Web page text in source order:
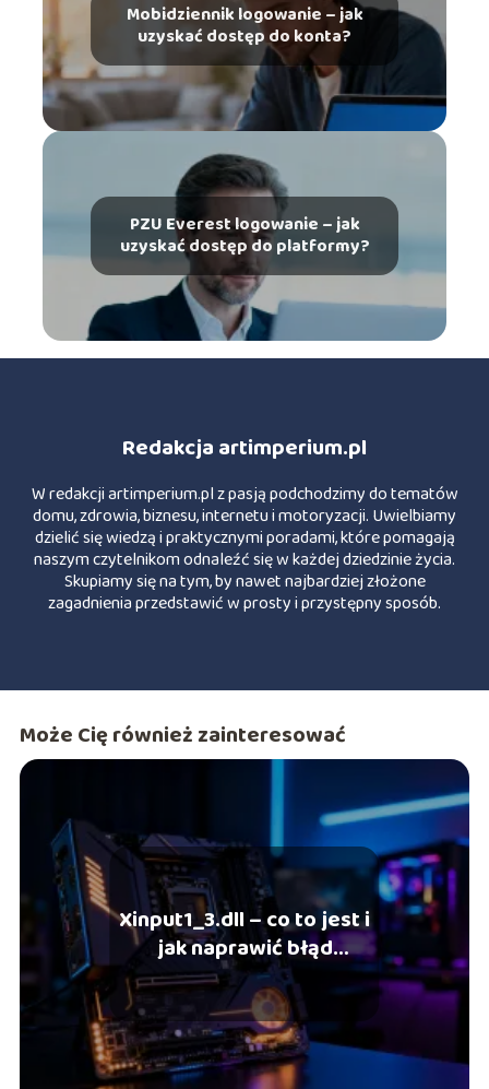
Mobidziennik logowanie – jak
uzyskać dostęp do konta?
PZU Everest logowanie – jak
uzyskać dostęp do platformy?
Redakcja artimperium.pl
W redakcji artimperium.pl z pasją podchodzimy do tematów
domu, zdrowia, biznesu, internetu i motoryzacji. Uwielbiamy
dzielić się wiedzą i praktycznymi poradami, które pomagają
naszym czytelnikom odnaleźć się w każdej dziedzinie życia.
Skupiamy się na tym, by nawet najbardziej złożone
zagadnienia przedstawić w prosty i przystępny sposób.
Może Cię również zainteresować
Xinput1_3.dll – co to jest i
jak naprawić błąd
brakującego pliku?